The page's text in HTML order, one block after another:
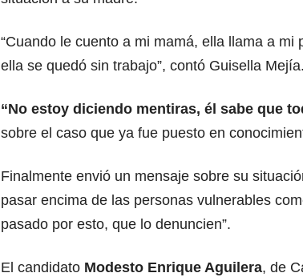
“Cuando le cuento a mi mamá, ella llama a
ella se quedó sin trabajo”, contó Guisella Mejía.
“No estoy diciendo mentiras, él sabe que
sobre el caso que ya fue puesto en
Finalmente envió un mensaje sobre su
pasar encima de las personas vulnerables
pasado por esto, que lo denuncien”.
El candidato Modesto Enrique Aguilera, de